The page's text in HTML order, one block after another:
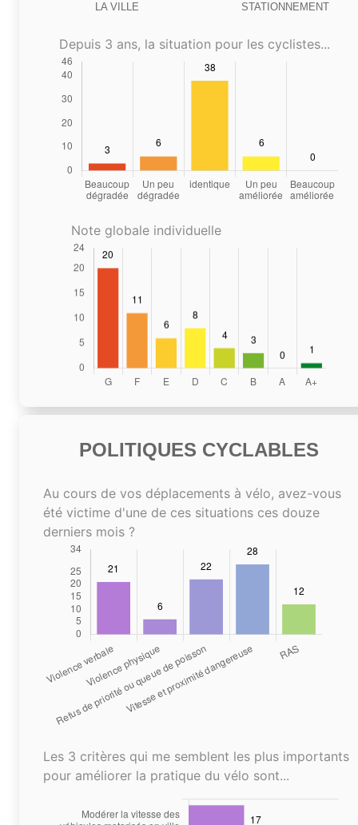
LA VILLE
STATIONNEMENT
Depuis 3 ans, la situation pour les cyclistes...
Note globale individuelle
POLITIQUES CYCLABLES
Au cours de vos déplacements à vélo, avez-vous
été victime d'une de ces situations ces douze
derniers mois ?
Les 3 critères qui me semblent les plus importants
pour améliorer la pratique du vélo sont...